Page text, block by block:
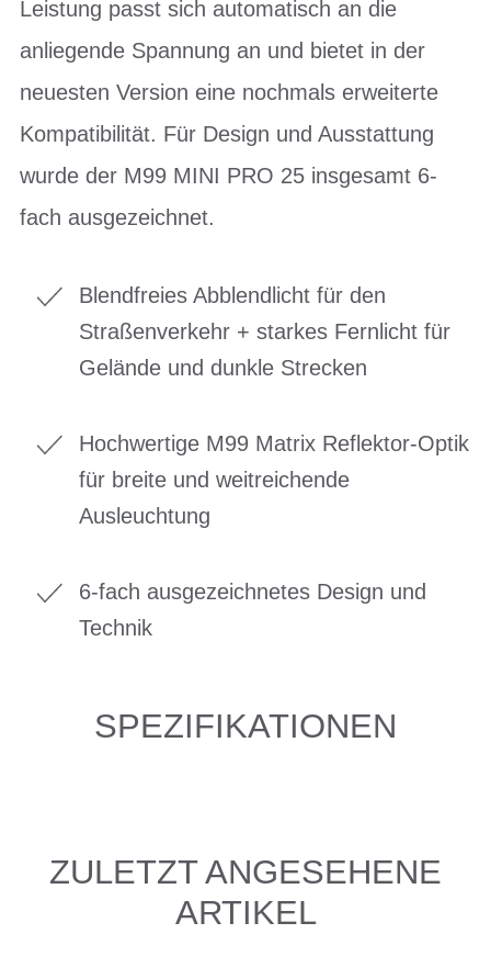
Leistung passt sich automatisch an die
anliegende Spannung an und bietet in der
neuesten Version eine nochmals erweiterte
Kompatibilität. Für Design und Ausstattung
wurde der M99 MINI PRO 25 insgesamt 6-
fach ausgezeichnet.
Blendfreies Abblendlicht für den
Straßenverkehr + starkes Fernlicht für
Gelände und dunkle Strecken
Hochwertige M99 Matrix Reflektor-Optik
für breite und weitreichende
Ausleuchtung
6-fach ausgezeichnetes Design und
Technik
SPEZIFIKATIONEN
ZULETZT ANGESEHENE
ARTIKEL